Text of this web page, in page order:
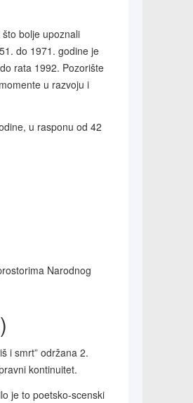
bolje upoznali
do 1971. godine je
rata 1992. Pozorište
u razvoju i
u rasponu od 42
Narodnog
i smrt” održana 2.
kontinuitet.
je to poetsko-scenski